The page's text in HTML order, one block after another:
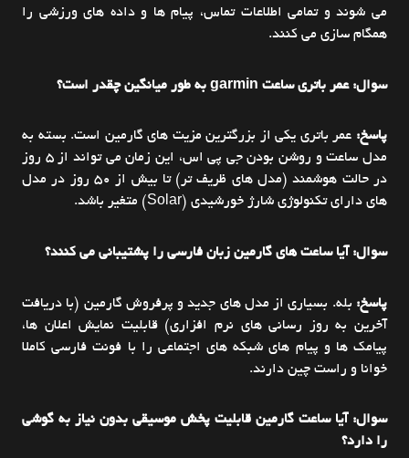
می شوند و تمامی اطلاعات تماس، پیام ها و داده های ورزشی را
همگام سازی می کنند.
سوال: عمر باتری ساعت garmin به طور میانگین چقدر است؟
پاسخ: عمر باتری یکی از بزرگترین مزیت های گارمین است. بسته به
مدل ساعت و روشن بودن جی پی اس، این زمان می تواند از ۵ روز
در حالت هوشمند (مدل های ظریف تر) تا بیش از ۵۰ روز در مدل
های دارای تکنولوژی شارژ خورشیدی (Solar) متغیر باشد.
سوال: آیا ساعت های گارمین زبان فارسی را پشتیبانی می کنند؟
پاسخ: بله. بسیاری از مدل های جدید و پرفروش گارمین (با دریافت
آخرین به روز رسانی های نرم افزاری) قابلیت نمایش اعلان ها،
پیامک ها و پیام های شبکه های اجتماعی را با فونت فارسی کاملا
خوانا و راست چین دارند.
سوال: آیا ساعت گارمین قابلیت پخش موسیقی بدون نیاز به گوشی
را دارد؟